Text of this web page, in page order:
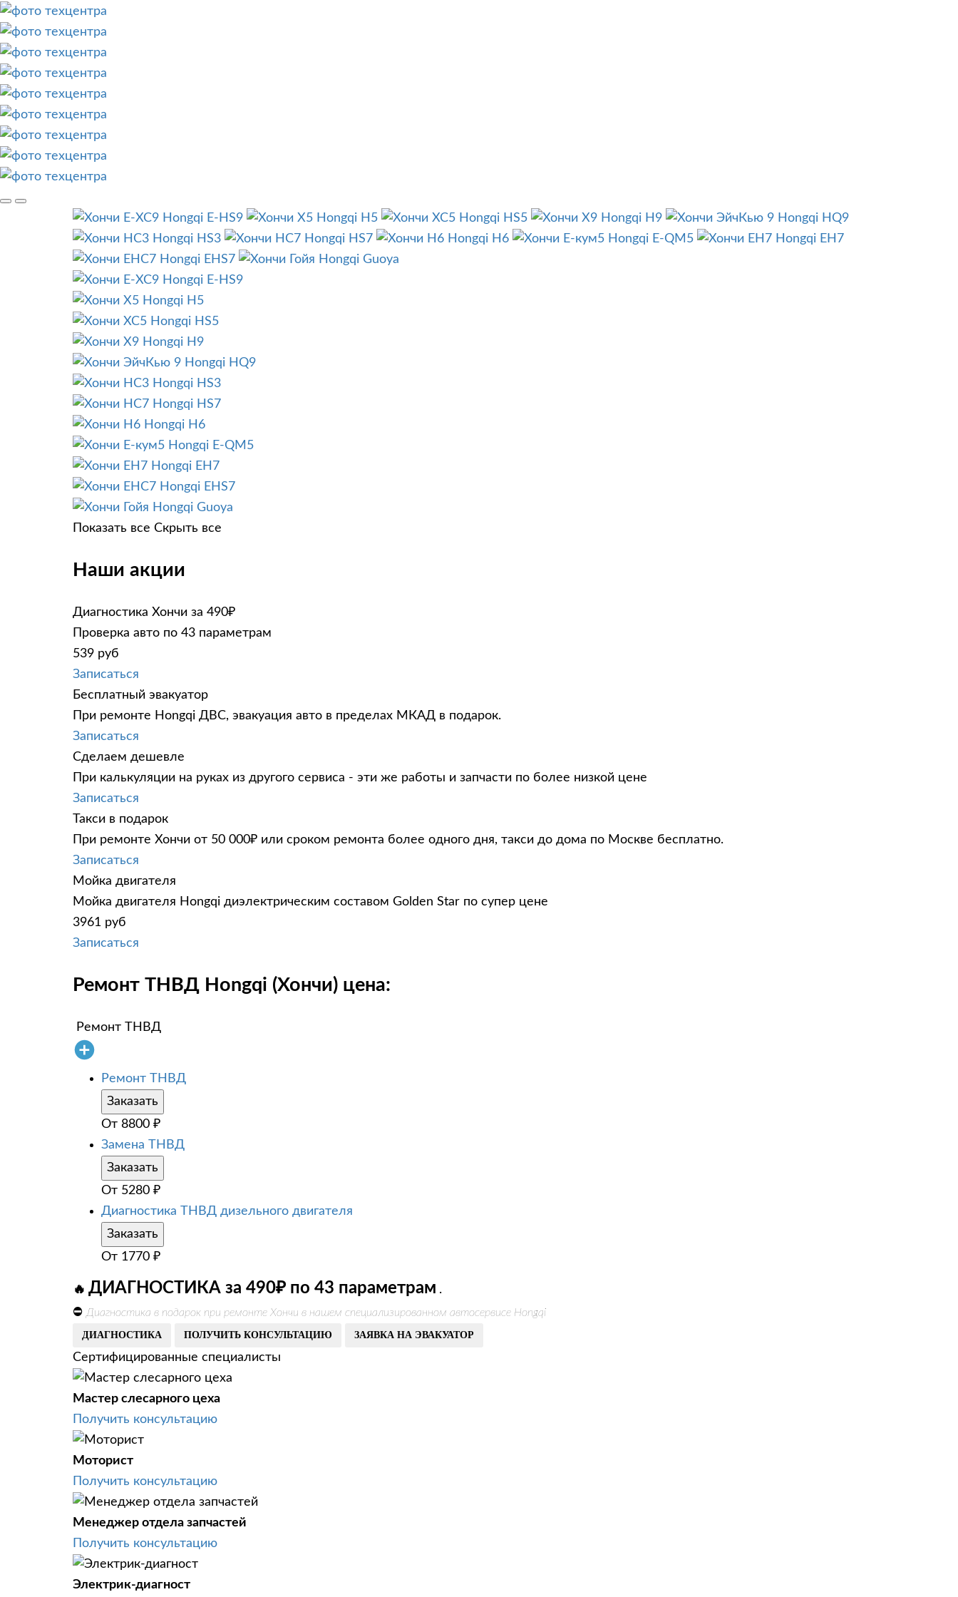
Hongqi E-HS9 Hongqi H5 Hongqi HS5 Hongqi H9
Hongqi HQ9
Hongqi HS3
Hongqi HS7 Hongqi H6 Hongqi E-QM5
Hongqi EH7
Hongqi EHS7
Hongqi Guoya
Hongqi E-HS9
Hongqi H5
Hongqi HS5
Hongqi H9
Hongqi HQ9
Hongqi HS3
Hongqi HS7
Hongqi H6
Hongqi E-QM5
Hongqi EH7
Hongqi EHS7
Hongqi Guoya
Показать все Скрыть все
Наши акции
Диагностика Хончи за 490₽
Проверка авто по 43 параметрам
539 руб
Записаться
Бесплатный эвакуатор
При ремонте Hongqi ДВС, эвакуация авто в пределах МКАД в подарок.
Записаться
Сделаем дешевле
При калькуляции на руках из другого сервиса - эти же работы и запчасти по более низкой цене
Записаться
Такси в подарок
При ремонте Хончи от 50 000₽ или сроком ремонта более одного дня, такси до дома по Москве бесплатно.
Записаться
Мойка двигателя
Мойка двигателя Hongqi диэлектрическим составом Golden Star по супер цене
3961 руб
Записаться
Ремонт ТНВД Hongqi (Хончи) цена:
Ремонт ТНВД
Ремонт ТНВД
Заказать
От 8800 ₽
Замена ТНВД
Заказать
От 5280 ₽
Диагностика ТНВД дизельного двигателя
Заказать
От 1770 ₽
🔥 ДИАГНОСТИКА за 490₽ по 43 параметрам .
⛔ Диагностика в подарок при ремонте Хончи в нашем специализированном автосервисе Hongqi
ДИАГНОСТИКА ПОЛУЧИТЬ КОНСУЛЬТАЦИЮ ЗАЯВКА НА ЭВАКУАТОР
Сертифицированные специалисты
Мастер слесарного цеха
Получить консультацию
Моторист
Получить консультацию
Менеджер отдела запчастей
Получить консультацию
Электрик-диагност